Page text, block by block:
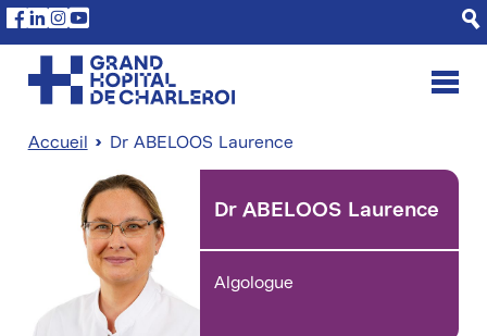
Aller
au
contenu
principal
Facebook
Linkedin
Instagram
Youtube
d'Ariane
Accueil Dr ABELOOS Laurence
Dr ABELOOS Laurence
Algologue
Panneau de gestion des cookies